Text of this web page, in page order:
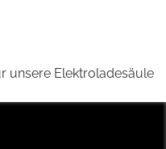
unsere Elektroladesäule